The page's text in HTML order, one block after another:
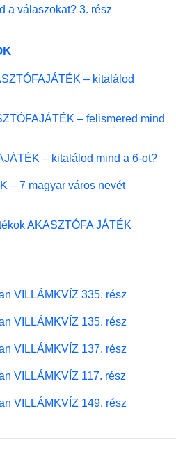
a válaszokat? 3. rész
– kitalálod
– felismered mind
– kitalálod mind a 6-ot?
– 7 magyar város nevét
AKASZTÓFA JÁTÉK
VILLÁMKVÍZ 335. rész
VILLÁMKVÍZ 135. rész
VILLÁMKVÍZ 137. rész
VILLÁMKVÍZ 117. rész
VILLÁMKVÍZ 149. rész